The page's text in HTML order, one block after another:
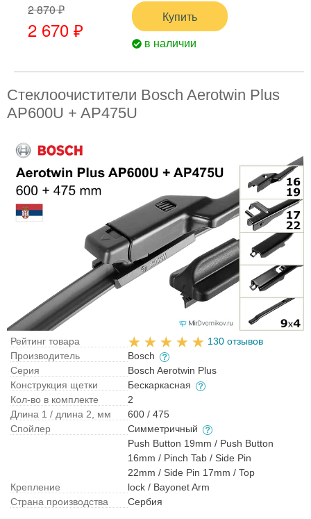
2 870 ₽
2 670 ₽
Купить
в наличии
Стеклоочистители Bosch Aerotwin Plus
AP600U + AP475U
Рейтинг товара
130 отзывов
Производитель
Bosch
Серия
Bosch Aerotwin Plus
Конструкция щетки
Бескаркасная
Кол-во в комплекте
2
Длина 1 / длина 2, мм
600 / 475
Спойлер
Симметричный
Крепление
Push Button 19mm / Push Button
16mm / Pinch Tab / Side Pin
22mm / Side Pin 17mm / Top
lock / Bayonet Arm
Страна производства
Сербия